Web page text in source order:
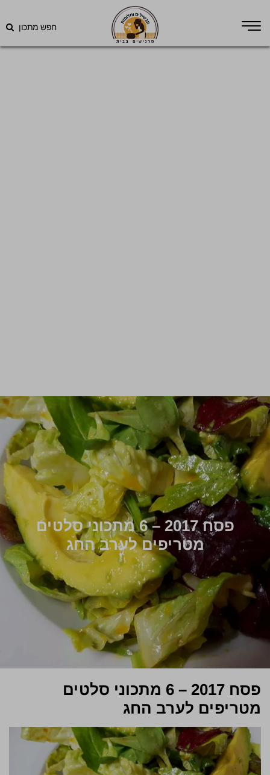
חפש מתכון
פסח 2017 – 6 מתכוני סלטים
מטריפים לערב החג
פסח 2017 – 6 מתכוני סלטים
מטריפים לערב החג